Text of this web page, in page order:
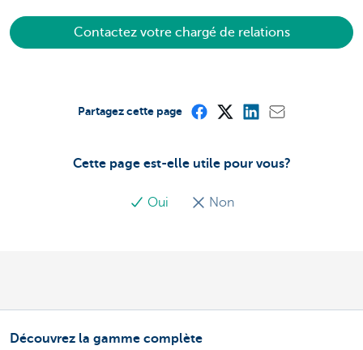
Contactez votre chargé de relations
Cette page est-elle utile pour vous?
Oui Non
Partagez cette page
Découvrez la gamme complète